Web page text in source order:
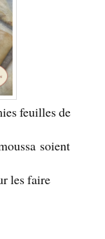
feuilles de
soient
les faire